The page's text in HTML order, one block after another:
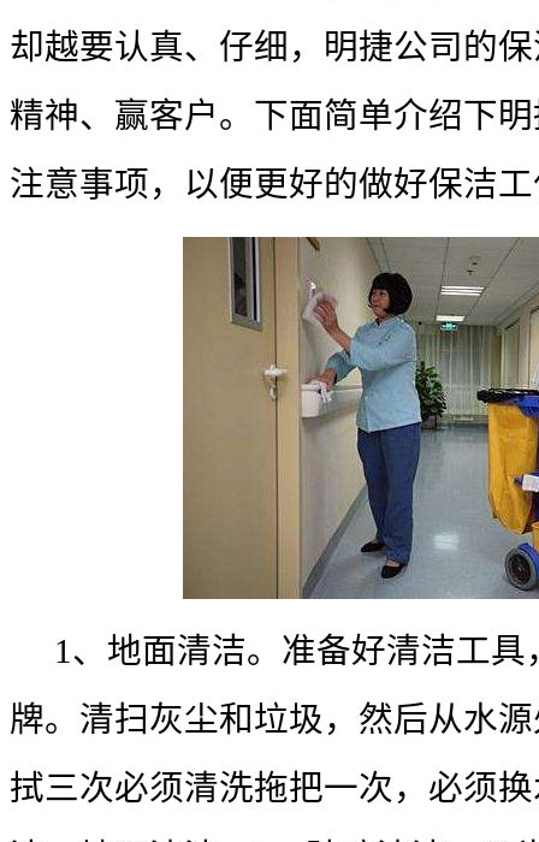
却越要认真、仔细，明捷公司的
精神、赢客户。下面简单介绍下
注意事项，以便更好的做好保洁
1、地面清洁。准备好清洁工具
牌。清扫灰尘和垃圾，然后从水
拭三次必须清洗拖把一次，必须